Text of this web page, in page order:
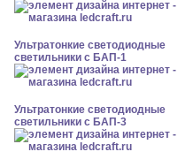
Ультратонкие светодиодные
светильники с БАП-1
Ультратонкие светодиодные
светильники с БАП-3